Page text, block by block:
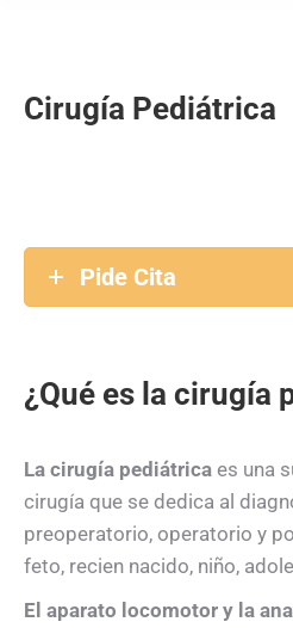
Cirugía Pediátrica
Pide Cita
¿Qué es la cirugía
La cirugía pediátrica es una
cirugía que se dedica al
preoperatorio, operatorio y
feto, recien nacido, niño,
El aparato locomotor y la